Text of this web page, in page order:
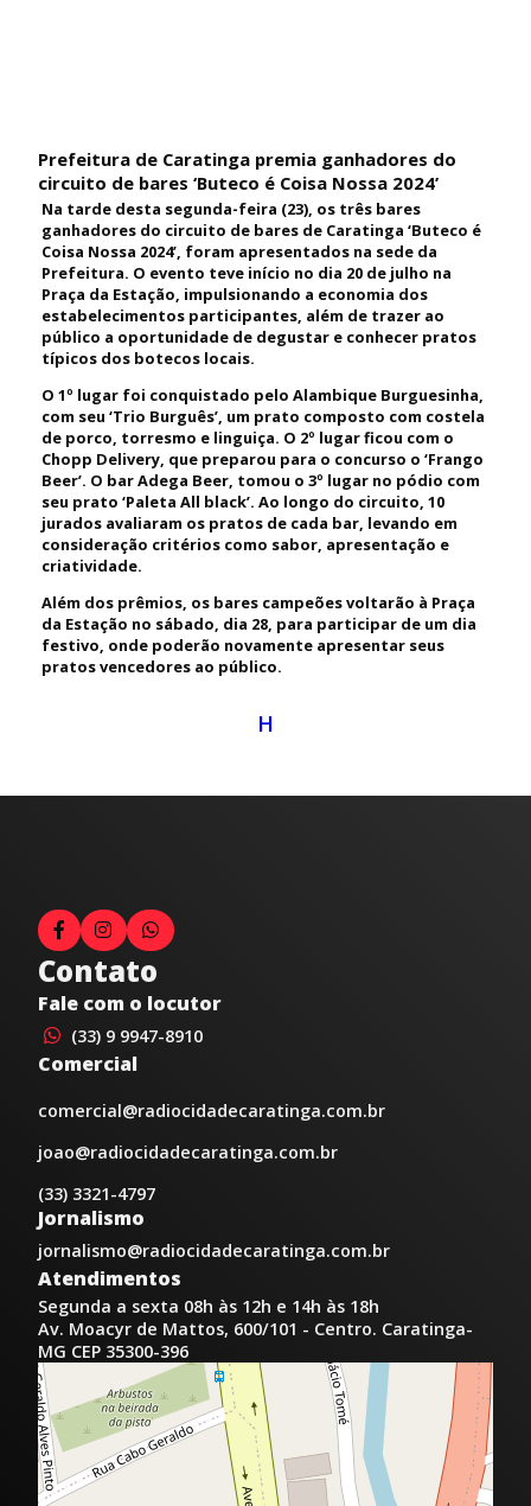
Prefeitura de Caratinga premia ganhadores do
circuito de bares ‘Buteco é Coisa Nossa 2024’
Na tarde desta segunda-feira (23), os três bares
ganhadores do circuito de bares de Caratinga ‘Buteco é
Coisa Nossa 2024’, foram apresentados na sede da
Prefeitura. O evento teve início no dia 20 de julho na
Praça da Estação, impulsionando a economia dos
estabelecimentos participantes, além de trazer ao
público a oportunidade de degustar e conhecer pratos
típicos dos botecos locais.
O 1º lugar foi conquistado pelo Alambique Burguesinha,
com seu ‘Trio Burguês’, um prato composto com costela
de porco, torresmo e linguiça. O 2º lugar ficou com o
Chopp Delivery, que preparou para o concurso o ‘Frango
Beer’. O bar Adega Beer, tomou o 3º lugar no pódio com
seu prato ‘Paleta All black’. Ao longo do circuito, 10
jurados avaliaram os pratos de cada bar, levando em
consideração critérios como sabor, apresentação e
criatividade.
Além dos prêmios, os bares campeões voltarão à Praça
da Estação no sábado, dia 28, para participar de um dia
festivo, onde poderão novamente apresentar seus
pratos vencedores ao público.
H
Contato
Fale com o locutor
(33) 9 9947-8910
Comercial
comercial@radiocidadecaratinga.com.br
joao@radiocidadecaratinga.com.br
(33) 3321-4797
Jornalismo
jornalismo@radiocidadecaratinga.com.br
Atendimentos
Segunda a sexta 08h às 12h e 14h às 18h
Av. Moacyr de Mattos, 600/101 - Centro. Caratinga-
MG CEP 35300-396